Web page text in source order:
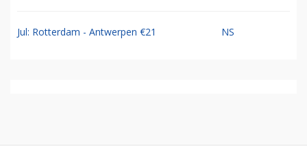
Jul: Rotterdam - Antwerpen €21 NS